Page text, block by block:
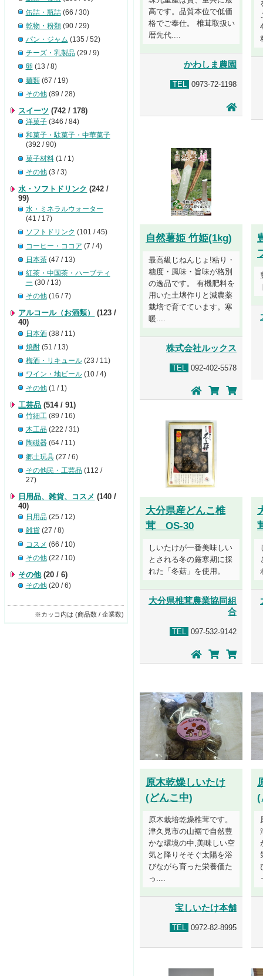
高です。品質本位で低価
格でご奉仕。 椎茸取扱い
暦先代....
かわしま農園
TEL 0973-72-1198
自然薯姫 竹姫(1kg)
最高級じねんじょ!粘り・
糖度・風味・旨味が格別
の逸品です。 有機肥料を
用いた土壌作りと減農薬
栽培で育てています。寒
暖....
株式会社ルックス
TEL 092-402-5578
大分県産どんこ椎
茸 OS-30
しいたけが一番美味しい
とされる冬の厳寒期に採
れた「冬菇」を使用。
大分県椎茸農業協同組
合
TEL 097-532-9142
原木乾燥しいたけ
(どんこ中)
原木栽培乾燥椎茸です。
津久見市の山裾で自然豊
かな環境の中,美味しい空
気と降りそそぐ太陽を浴
びながら育った栄養価た
っ....
宝しいたけ本舗
TEL 0972-82-8995
(
缶詰・瓶詰(66 / 30)
乾物・粉類(90 / 29)
パン・ジャム (135 / 52)
チーズ・乳製品(29 / 9)
卵 (13 / 8)
麺類(67 / 19)
その他(89 / 28)
スイーツ (742 / 178)
洋菓子(346 / 84)
和菓子・駄菓子・中華菓子
(392 / 90)
菓子材料(1 / 1)
その他(3 / 3)
水・ソフトドリンク (242 /
99)
水・ミネラルウォーター
(41 / 17)
ソフトドリンク (101 / 45)
コーヒー・ココア (7 / 4)
日本茶(47 / 13)
紅茶・中国茶・ハーブティ
ー (30 / 13)
その他(16 / 7)
アルコール（お酒類）
(123 /
40)
日本酒(38 / 11)
焼酎(51 / 13)
梅酒・リキュール(23 / 11)
ワイン・地ビール(10 / 4)
その他(1 / 1)
工芸品 (514 / 91)
竹細工(89 / 16)
木工品(222 / 31)
陶磁器(64 / 11)
郷土玩具(27 / 6)
その他民・工芸品(112 /
27)
日用品、雑貨、コスメ (140 /
40)
日用品(25 / 12)
雑貨(27 / 8)
コスメ (66 / 10)
その他(22 / 10)
その他(20 / 6)
その他(20 / 6)
※カッコ内は (商品数 / 企業数)